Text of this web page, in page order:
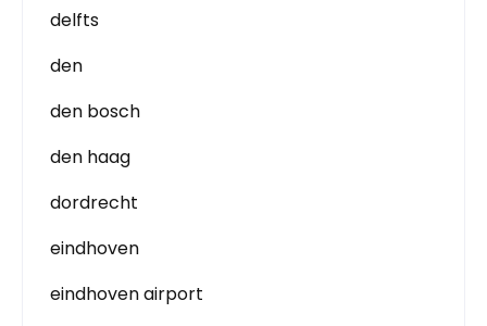
delfts
den
den bosch
den haag
dordrecht
eindhoven
eindhoven airport